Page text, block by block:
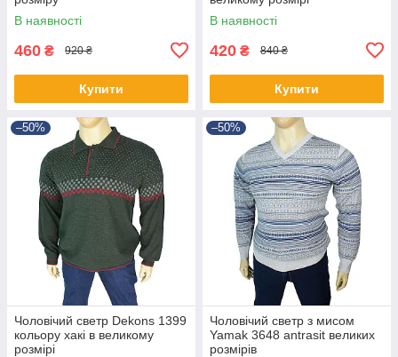
В наявності
460 ₴ 920 ₴
Купити
В наявності
420 ₴ 840 ₴
Купити
–50%
Чоловічий светр Dekons 1399
кольору хакі в великому
розмірі
–50%
Чоловічий светр з мисом
Yamak 3648 antrasit великих
розмірів